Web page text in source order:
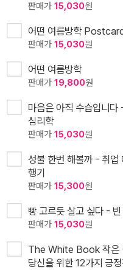
판매가 15,030원
어떤 여름방학
판매가 15,030원
어떤 여름방학
판매가 19,800원
마음은 아직 수습입니
심리학
판매가 15,030원
성불 한번 해볼까 - 취업
행기
판매가 15,300원
빵 고르듯 살고 싶다 -
판매가 15,030원
The White Book 작은
당신을 위한 12가지 긍